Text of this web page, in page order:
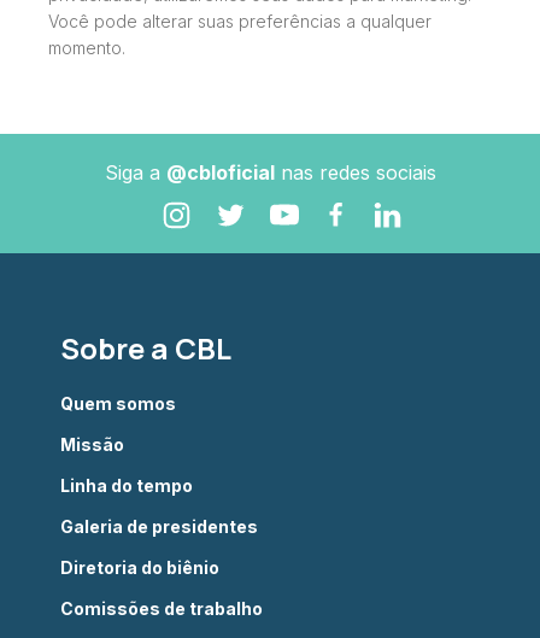
Você pode alterar suas preferências a qualquer
momento.
Siga a @cbloficialnas redes sociais
Sobre a CBL
Quem somos
Missão
Linha do tempo
Galeria de presidentes
Diretoria do biênio
Comissões de trabalho